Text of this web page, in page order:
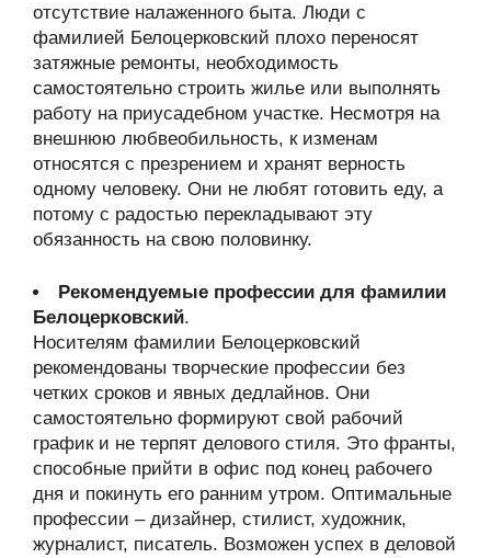
отсутствие налаженного быта. Люди с
фамилией Белоцерковский плохо переносят
затяжные ремонты, необходимость
самостоятельно строить жилье или выполнять
работу на приусадебном участке. Несмотря на
внешнюю любвеобильность, к изменам
относятся с презрением и хранят верность
одному человеку. Они не любят готовить еду, а
потому с радостью перекладывают эту
обязанность на свою половинку.
Рекомендуемые профессии для фамилии
Белоцерковский.
Носителям фамилии Белоцерковский
рекомендованы творческие профессии без
четких сроков и явных дедлайнов. Они
самостоятельно формируют свой рабочий
график и не терпят делового стиля. Это франты,
способные прийти в офис под конец рабочего
дня и покинуть его ранним утром. Оптимальные
профессии – дизайнер, стилист, художник,
журналист, писатель. Возможен успех в деловой